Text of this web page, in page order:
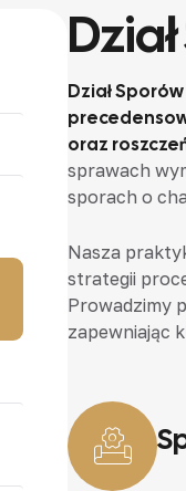
Dział
oraz
sprawach
sporach o
Nasza
strategii
Prowadzimy
zapewniając